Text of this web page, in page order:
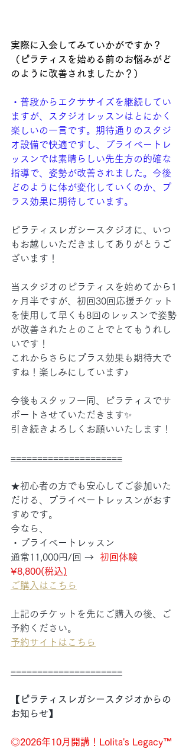
実際に入会してみていかがですか？
（ピラティスを始める前のお悩みがど
のように改善されましたか？）
・普段からエクササイズを継続してい
ますが、スタジオレッスンはとにかく
楽しいの一言です。期待通りのスタジ
オ設備で快適ですし、プライベートレ
ッスンでは素晴らしい先生方の的確な
指導で、姿勢が改善されました。今後
どのように体が変化していくのか、プ
ラス効果に期待しています。
ピラティスレガシースタジオに、いつ
もお越しいただきましてありがとうご
ざいます！
当スタジオのピラティスを始めてから1
ヶ月半ですが、初回30回応援チケット
を使用して早くも8回のレッスンで姿勢
が改善されたとのことでとてもうれし
いです！
これからさらにプラス効果も期待大で
すね！楽しみにしています♪
今後もスタッフ一同、ピラティスでサ
ポートさせていただきます✨
引き続きよろしくお願いいたします！
=====================
★初心者の方でも安心してご参加いた
だける、プライベートレッスンがおす
すめです。
今なら、
・プライベートレッスン
通常11,000円/回 → 初 回体験
¥8,800(税込)
ご購入はこちら
上記のチケットを先にご購入の後、ご
予約ください。
予約サイトはこちら
=====================
【ピラティスレガシースタジオからの
お知らせ】
◎2026年10月開講！Lolita's Legacy™